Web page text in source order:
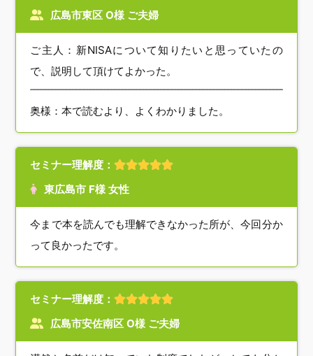
広島市東区 O様 ご夫婦
ご主人：新NISAについて知りたいと思っていたの
で、説明して頂けてよかった。
奥様：本で読むより、よくわかりました。
セミナー理解度：
東広島市 F様 女性
今まで本を読んでも理解できなかった所が、今回分か
って良かったです。
セミナー理解度：
広島市安佐南区 O様 ご夫婦